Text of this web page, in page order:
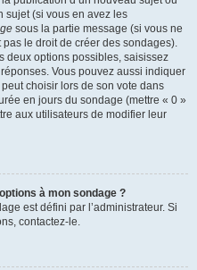
sujet (si vous en avez les
sous la partie message (si vous ne
le droit de créer des sondages).
deux options possibles, saisissez
Vous pouvez aussi indiquer
choisir lors de son vote dans
en jours du sondage (mettre « 0 »
aux utilisateurs de modifier leur
à mon sondage ?
est défini par l’administrateur. Si
contactez-le.